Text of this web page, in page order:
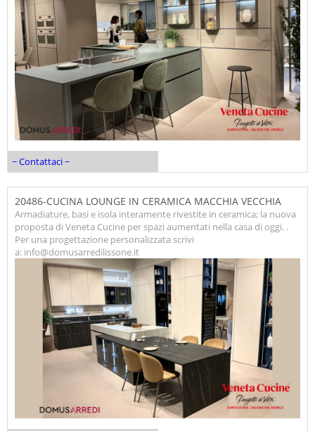
~ Contattaci ~
20486-CUCINA LOUNGE IN CERAMICA MACCHIA VECCHIA
Armadiature, basi e isola interamente rivestite in ceramica; la nuova
proposta di Veneta Cucine per spazi aumentati nella casa di oggi. .
Per una progettazione personalizzata scrivi
a: info@domusarredilissone.it